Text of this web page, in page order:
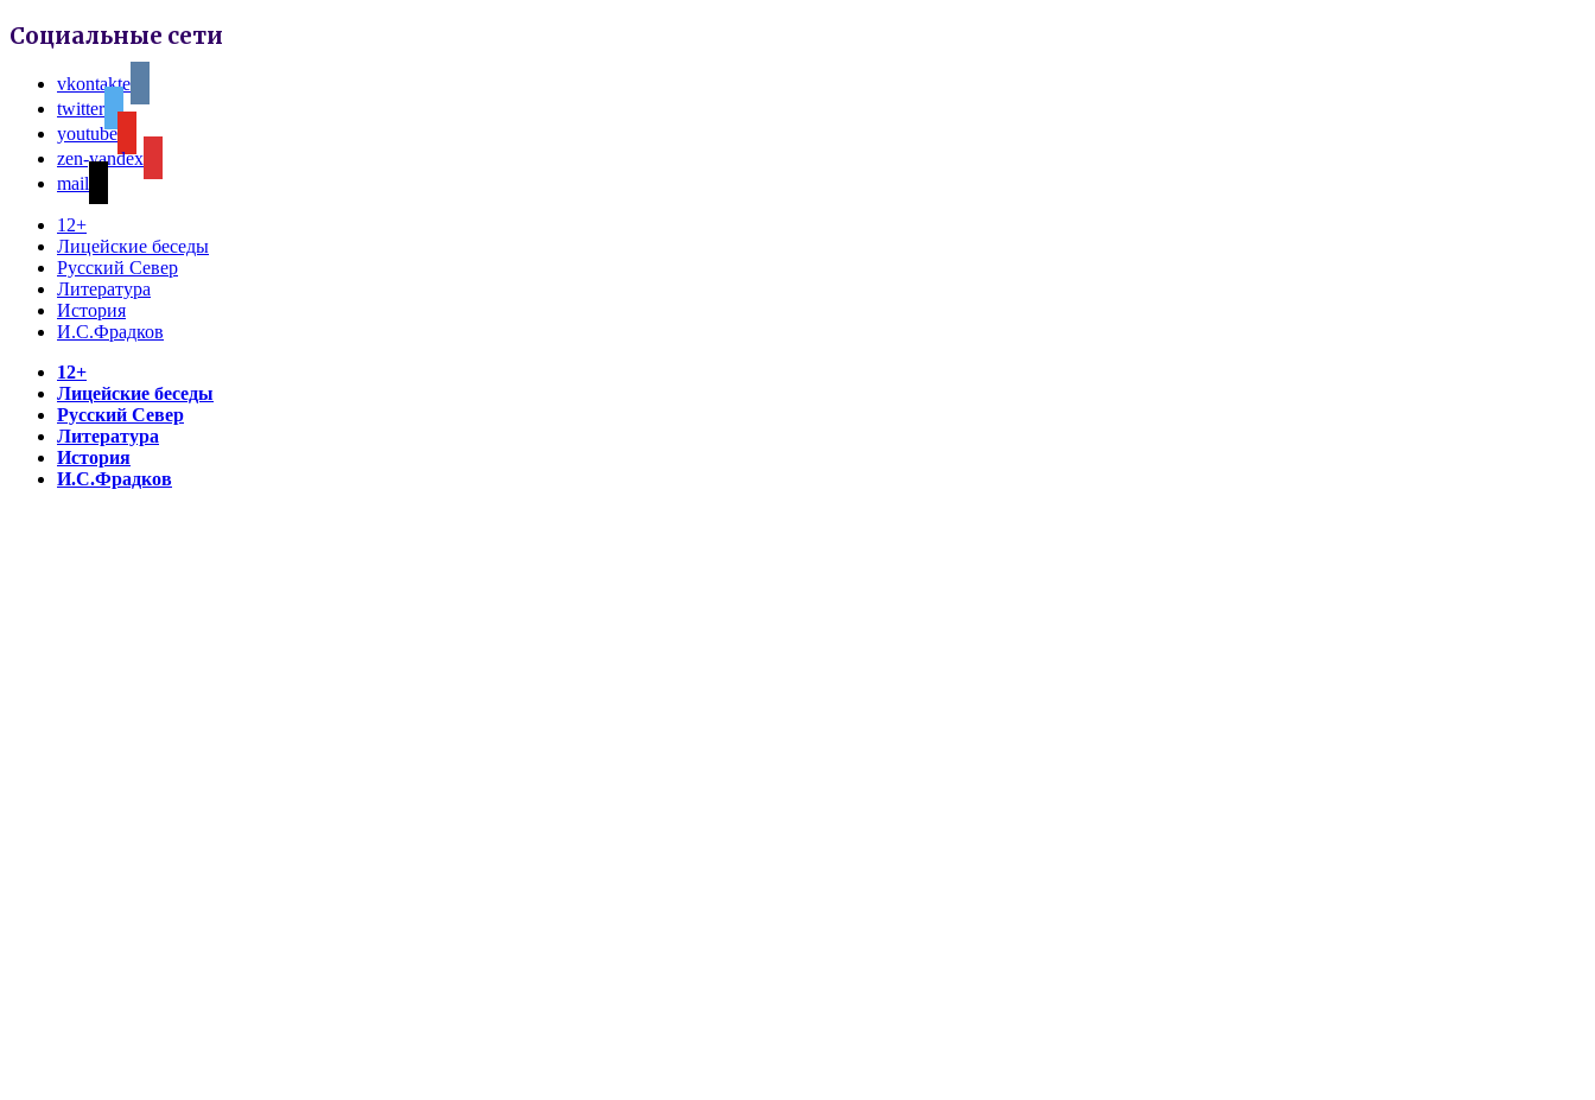
Социальные сети
vkontakte
twitter
youtube
zen-yandex
mail
12+
Лицейские беседы
Русский Север
Литература
История
И.С.Фрадков
12+
Лицейские беседы
Русский Север
Литература
История
И.С.Фрадков